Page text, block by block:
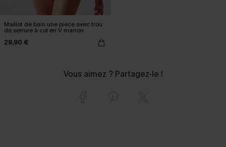
Maillot de bain une pièce avec trou
de serrure à col en V marron
29,90 €
Vous aimez ? Partagez-le !